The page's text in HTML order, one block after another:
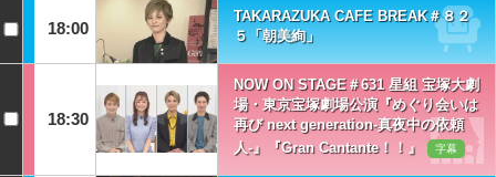
18:00
TAKARAZUKA CAFE BREAK＃８２
５「朝美絢」
18:30
NOW ON STAGE＃631 星組 宝塚大劇
場・東京宝塚劇場公演『めぐり会いは
再び next generation‐真夜中の依頼
人‐』『Gran Cantante！！』
字幕